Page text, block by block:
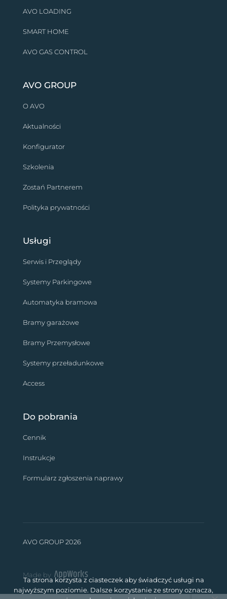
AVO LOADING
SMART HOME
AVO GAS CONTROL
AVO GROUP
O AVO
Aktualności
Konfigurator
Szkolenia
Zostań Partnerem
Polityka prywatności
Usługi
Serwis i Przeglądy
Systemy Parkingowe
Automatyka bramowa
Bramy garażowe
Bramy Przemysłowe
Systemy przeładunkowe
Access
Do pobrania
Cennik
Instrukcje
Formularz zgłoszenia naprawy
AVO GROUP 2026
Made by
Ta strona korzysta z ciasteczek aby świadczyć usługi na
najwyższym poziomie. Dalsze korzystanie ze strony oznacza,